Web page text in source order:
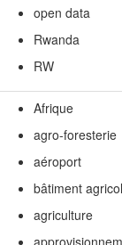
open data
Rwanda
RW
Afrique
agro-foresterie
aéroport
bâtiment
agriculture